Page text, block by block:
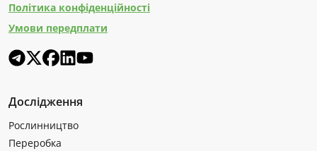
Політика конфіденційності
Умови передплати
Дослідження
Рослинництво
Переробка